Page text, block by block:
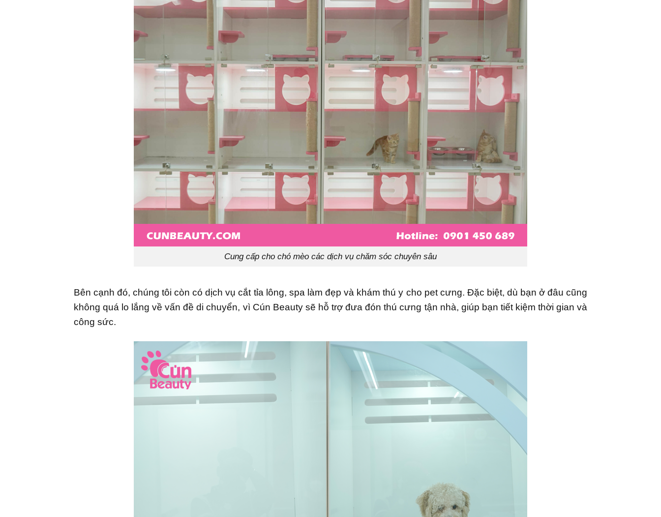
Cung cấp cho chó mèo các dịch vụ chăm sóc chuyên sâu
Bên cạnh đó, chúng tôi còn có dịch vụ cắt tỉa lông, spa làm đẹp và khám thú y cho pet cưng. Đặc biệt, dù bạn ở đâu cũng
không quá lo lắng về vấn đề di chuyển, vì Cún Beauty sẽ hỗ trợ đưa đón thú cưng tận nhà, giúp bạn tiết kiệm thời gian và
công sức.